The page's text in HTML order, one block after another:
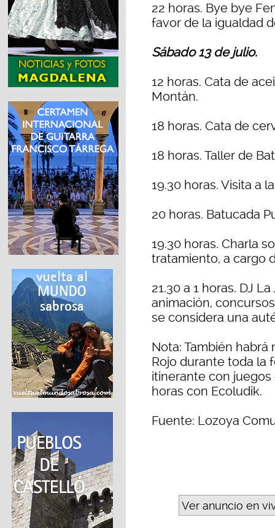
22 horas. Bye bye
favor de la igualdad
Sábado 13 de julio.
12 horas. Cata de
Montán.
18 horas. Cata de
18 horas. Taller de
19.30 horas. Visita a
20 horas. Batucada
19.30 horas. Charla
tratamiento, a cargo
21.30 a 1 horas. DJ
animación,
se considera una
Nota: También
Rojo durante toda la
itinerante con juegos
horas con Ecoludik.
Fuente: Lozoya
Ver anuncio en